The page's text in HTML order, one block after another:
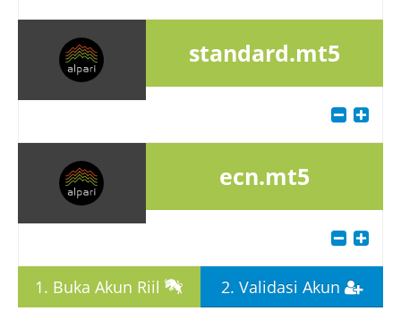
standard.mt5
ecn.mt5
1. Buka Akun Riil 2. Validasi Akun